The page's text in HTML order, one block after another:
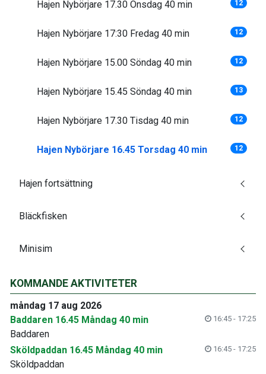
Hajen Nybörjare 17.30 Onsdag 40 min 12
Hajen Nybörjare 17:30 Fredag 40 min 12
Hajen Nybörjare 15.00 Söndag 40 min 12
Hajen Nybörjare 15.45 Söndag 40 min 13
Hajen Nybörjare 17.30 Tisdag 40 min 12
Hajen Nybörjare 16.45 Torsdag 40 min 12
Hajen fortsättning
Bläckfisken
Minisim
KOMMANDE AKTIVITETER
måndag 17 aug 2026
Baddaren 16.45 Måndag 40 min
16:45 - 17:25
Baddaren
Sköldpaddan 16.45 Måndag 40 min
16:45 - 17:25
Sköldpaddan